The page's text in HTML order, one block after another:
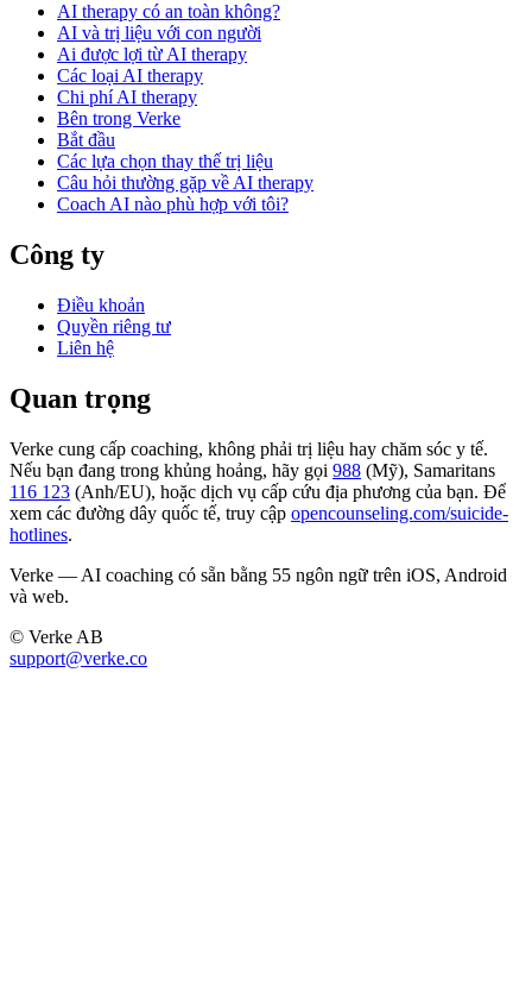
AI therapy có an toàn không?
AI và trị liệu với con người
Ai được lợi từ AI therapy
Các loại AI therapy
Chi phí AI therapy
Bên trong Verke
Bắt đầu
Các lựa chọn thay thế trị liệu
Câu hỏi thường gặp về AI therapy
Coach AI nào phù hợp với tôi?
Công ty
Điều khoản
Quyền riêng tư
Liên hệ
Quan trọng
Verke cung cấp coaching, không phải trị liệu hay chăm sóc y tế.
Nếu bạn đang trong khủng hoảng, hãy gọi 988 (Mỹ), Samaritans
116 123 (Anh/EU), hoặc dịch vụ cấp cứu địa phương của bạn. Để
xem các đường dây quốc tế, truy cập opencounseling.com/suicide-
hotlines.
Verke — AI coaching có sẵn bằng 55 ngôn ngữ trên iOS, Android
và web.
© Verke AB
support@verke.co